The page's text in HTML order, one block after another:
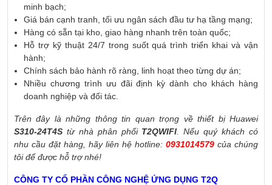
minh bạch;
Giá bán cạnh tranh, tối ưu ngân sách đầu tư hạ tầng mạng;
Hàng có sẵn tại kho, giao hàng nhanh trên toàn quốc;
Hỗ trợ kỹ thuật 24/7 trong suốt quá trình triển khai và vận
hành;
Chính sách bảo hành rõ ràng, linh hoạt theo từng dự án;
Nhiều chương trình ưu đãi định kỳ dành cho khách hàng
doanh nghiệp và đối tác.
Trên đây là những thông tin quan trọng về thiết bị Huawei
S310-24T4S từ nhà phân phốiT2QWIFI . Nếu quý khách có
nhu cầu đặt hàng, hãy liên hệ hotline: 0931014579 của chúng
tôi để được hỗ trợ nhé!
CÔNG TY CỔ PHẦN CÔNG NGHỆ ỨNG DỤNG T2Q